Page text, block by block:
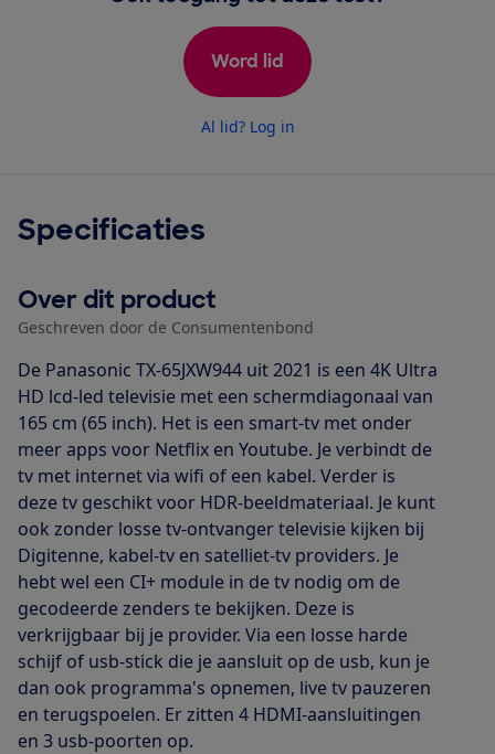
Word lid
Al lid? Log in
Specificaties
Over dit product
Geschreven door de Consumentenbond
De Panasonic TX-65JXW944 uit 2021 is een 4K Ultra
HD lcd-led televisie met een schermdiagonaal van
165 cm (65 inch). Het is een smart-tv met onder
meer apps voor Netflix en Youtube. Je verbindt de
tv met internet via wifi of een kabel. Verder is
deze tv geschikt voor HDR-beeldmateriaal. Je kunt
ook zonder losse tv-ontvanger televisie kijken bij
Digitenne, kabel-tv en satelliet-tv providers. Je
hebt wel een CI+ module in de tv nodig om de
gecodeerde zenders te bekijken. Deze is
verkrijgbaar bij je provider. Via een losse harde
schijf of usb-stick die je aansluit op de usb, kun je
dan ook programma's opnemen, live tv pauzeren
en terugspoelen. Er zitten 4 HDMI-aansluitingen
en 3 usb-poorten op.